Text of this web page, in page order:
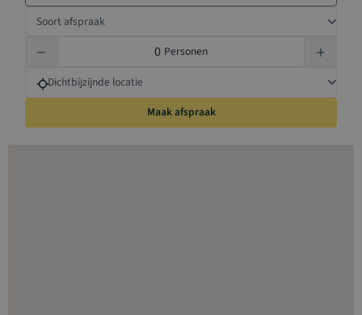
Soort afspraak
Personen
Dichtbijzijnde locatie
Maak afspraak